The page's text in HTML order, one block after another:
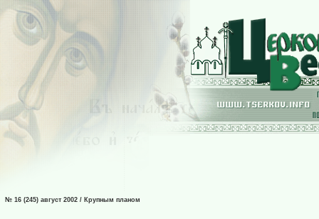
№ 16 (245) август 2002 / Крупным планом